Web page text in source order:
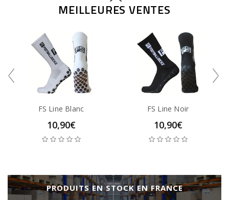
MEILLEURES VENTES
FS Line Blanc
10,90€
FS Line Noir
10,90€
PRODUITS EN STOCK EN FRANCE